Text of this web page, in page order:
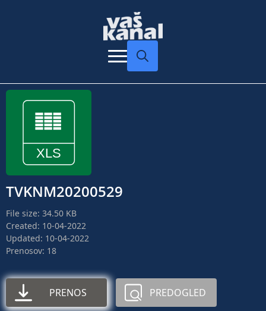
TVKNM20200529
File size: 34.50 KB
Created: 10-04-2022
Updated: 10-04-2022
Prenosov: 18
PRENOS PREDOGLED